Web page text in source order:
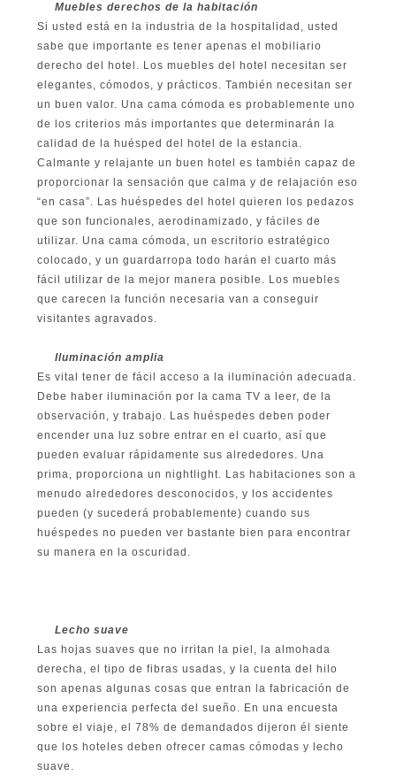
POLICY
Muebles derechos de la habitación
Si usted está en la industria de la hospitalidad, usted
sabe que importante es tener apenas el mobiliario
derecho del hotel. Los muebles del hotel necesitan ser
elegantes, cómodos, y prácticos. También necesitan ser
un buen valor. Una cama cómoda es probablemente uno
de los criterios más importantes que determinarán la
calidad de la huésped del hotel de la estancia.
Calmante y relajante un buen hotel es también capaz de
proporcionar la sensación que calma y de relajación eso
“en casa”. Las huéspedes del hotel quieren los pedazos
que son funcionales, aerodinamizado, y fáciles de
utilizar. Una cama cómoda, un escritorio estratégico
colocado, y un guardarropa todo harán el cuarto más
fácil utilizar de la mejor manera posible. Los muebles
que carecen la función necesaria van a conseguir
visitantes agravados.
Iluminación amplia
Es vital tener de fácil acceso a la iluminación adecuada.
Debe haber iluminación por la cama TV a leer, de la
observación, y trabajo. Las huéspedes deben poder
encender una luz sobre entrar en el cuarto, así que
pueden evaluar rápidamente sus alrededores. Una
prima, proporciona un nightlight. Las habitaciones son a
menudo alrededores desconocidos, y los accidentes
pueden (y sucederá probablemente) cuando sus
huéspedes no pueden ver bastante bien para encontrar
su manera en la oscuridad.
Lecho suave
Las hojas suaves que no irritan la piel, la almohada
derecha, el tipo de fibras usadas, y la cuenta del hilo
son apenas algunas cosas que entran la fabricación de
una experiencia perfecta del sueño. En una encuesta
sobre el viaje, el 78% de demandados dijeron él siente
que los hoteles deben ofrecer camas cómodas y lecho
suave.